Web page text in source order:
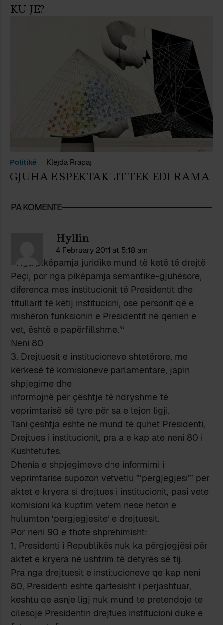
KU JE?
Politikë Klejda Rrapaj
GJUHA E SPEKTAKLIT TEK EDI RAMA
PA KOMENTE
Hyllin
4 February 2011 at 5:18 am
”’Nga pikëpamja juridike mund të ketë të drejtë
Peçi, por nga pikëpamja semantike-gjuhësore,
diferenca mes institucionit të Presidentit dhe
titullarit të këtij institucioni, ose personit që e
mishëron funksionin e Presidentit në qenien e
vet, është e papërfillshme.”’
Neni 80
3. Drejtuesit e institucioneve shtetërore, me
kërkesë të komisioneve parlamentare, japin
shpjegime dhe
informojnë për çështje të ndryshme të
veprimtarisë së tyre për sa e lejon ligji.
Tani çeshtja eshte ne mund te quhet Presidenti,
Drejtues i institucionit, pra a e kap ate neni 80 i
Kushtetutes.
Dhenia e shpjegimeve dhe informimi i
veprimtarise supozon vetvetiu ”’pergjegjesi”’ per
aktet e kryera si drejtues i institucionit, pasi vete
komisioni ka kuptim vetem nese heton e
hulumton ‘pergjegjesite’ e drejtuesit.
Por neni 90 e thote shprehimisht:
1. Presidenti i Republikës nuk ka përgjegjësi për
aktet e kryera në ushtrim të detyrës së tij.
Pra nga drejtuesit e institucioneve qe kap neni
80, Presidenti eshte qartesisht i perjashtuar,
keshtu qe asnje ligj nuk mund te pretendoje te
cilesoje Presidentin drejtues institucioni duke e